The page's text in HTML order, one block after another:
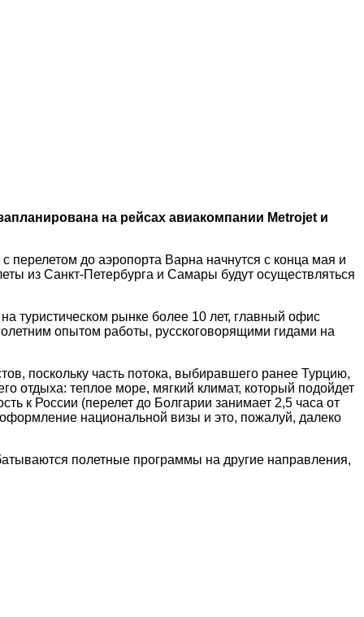
на рейсах авиакомпании Metrojet и
перелетом до аэропорта Варна начнутся с конца мая и
из Санкт-Петербурга и Самары будут осуществляться
туристическом рынке более 10 лет, главный офис
опытом работы, русскоговорящими гидами на
поскольку часть потока, выбиравшего ранее Турцию,
отдыха: теплое море, мягкий климат, который подойдет
к России (перелет до Болгарии занимает 2,5 часа от
национальной визы и это, пожалуй, далеко
полетные программы на другие направления,